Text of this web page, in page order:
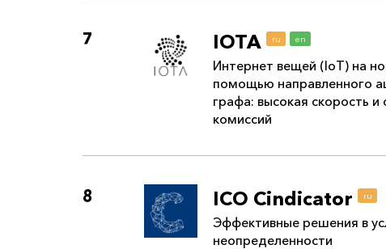
7 IOTA ru en
Интернет вещей (IoT) на
помощью направленного
графа: высокая скорость и
комиссий
8 ICO Cindicator ru
Эффективные решения в
неопределенности